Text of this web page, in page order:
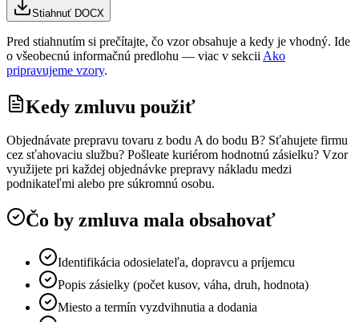
Stiahnuť DOCX
Pred stiahnutím si prečítajte, čo vzor obsahuje a kedy je vhodný. Ide
o všeobecnú informačnú predlohu — viac v sekcii Ako
pripravujeme vzory.
Kedy zmluvu použiť
Objednávate prepravu tovaru z bodu A do bodu B? Sťahujete firmu
cez sťahovaciu službu? Pošleate kuriérom hodnotnú zásielku? Vzor
využijete pri každej objednávke prepravy nákladu medzi
podnikateľmi alebo pre súkromnú osobu.
Čo by zmluva mala obsahovať
Identifikácia odosielateľa, dopravcu a príjemcu
Popis zásielky (počet kusov, váha, druh, hodnota)
Miesto a termín vyzdvihnutia a dodania